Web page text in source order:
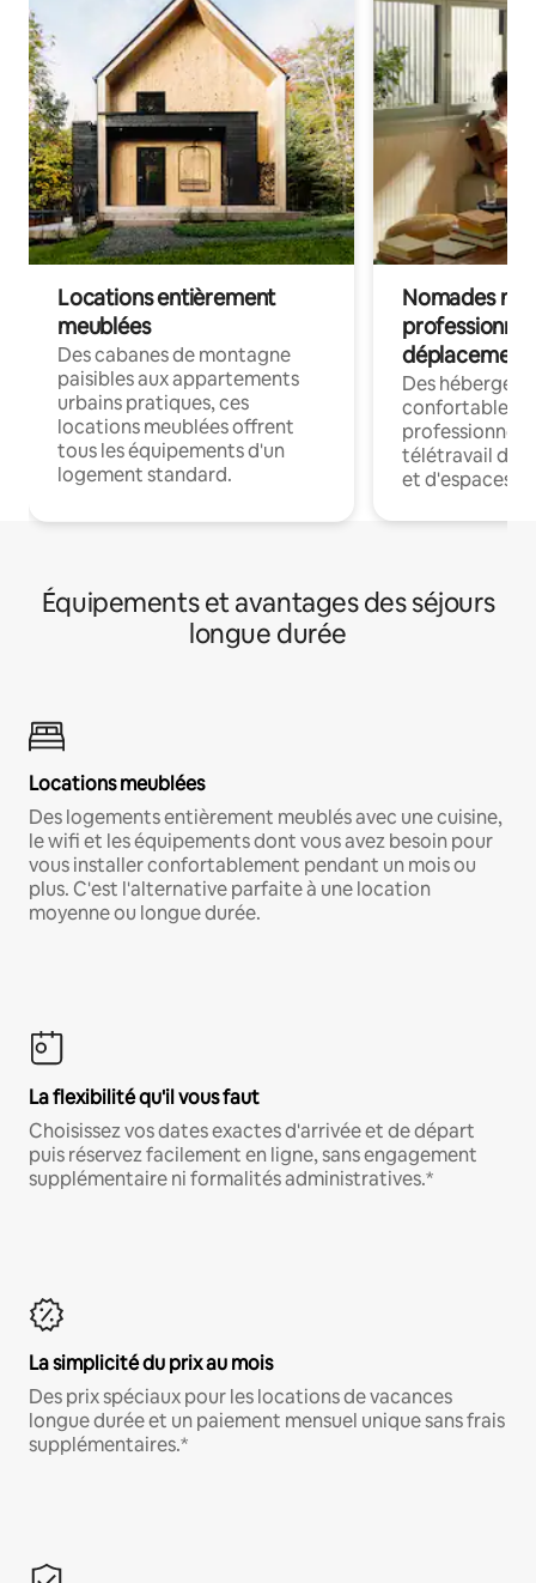
Locations entièrement
meublées
Des cabanes de montagne
paisibles aux appartements
urbains pratiques, ces
locations meublées offrent
tous les équipements d'un
logement standard.
Nomades
déplacement
Des
confortables
professionnels
télétravail
et d'espaces
Équipements et avantages des séjours
longue durée
Locations meublées
Des logements entièrement meublés avec une cuisine,
le wifi et les équipements dont vous avez besoin pour
vous installer confortablement pendant un mois ou
plus. C'est l'alternative parfaite à une location
moyenne ou longue durée.
La flexibilité qu'il vous faut
Choisissez vos dates exactes d'arrivée et de départ
puis réservez facilement en ligne, sans engagement
supplémentaire ni formalités administratives.*
La simplicité du prix au mois
Des prix spéciaux pour les locations de vacances
longue durée et un paiement mensuel unique sans frais
supplémentaires.*